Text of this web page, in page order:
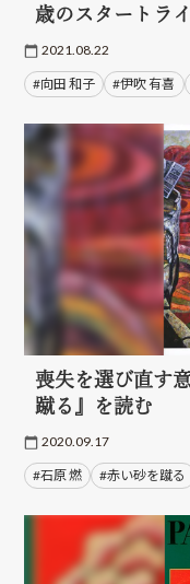
歳のスタートラ
2021.08.22
#向田 和子 #伊吹 有喜
喪失を選び直す
蹴る』を読む
2020.09.17
#石原 燃 #赤い砂を蹴る